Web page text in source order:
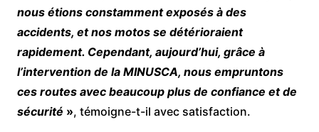
nous étions constamment exposés à des
accidents, et nos motos se détérioraient
rapidement. Cependant, aujourd’hui, grâce à
l’intervention de la MINUSCA, nous empruntons
ces routes avec beaucoup plus de confiance et de
sécurité », témoigne-t-il avec satisfaction.